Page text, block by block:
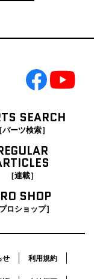
SEARCH
［パーツ検索］
［連載］
SHOP
プロショップ］
せ 利用規約